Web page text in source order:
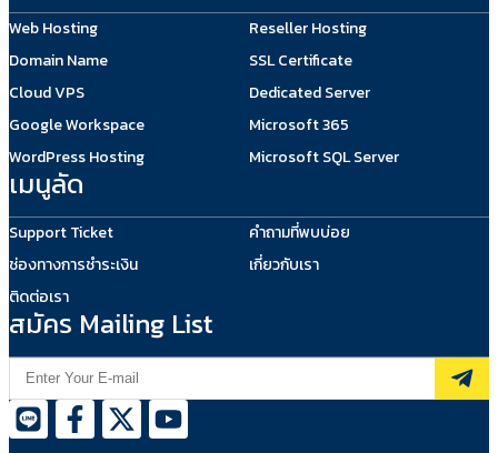
Web Hosting
Domain Name
Cloud VPS
Google Workspace
WordPress Hosting
Reseller Hosting
SSL Certificate
Dedicated Server
Microsoft 365
Microsoft SQL Server
เมนูลัด
Support Ticket
ช่องทางการชำระเงิน
ติดต่อเรา
คำถามที่พบบ่อย
เกี่ยวกับเรา
สมัคร Mailing List